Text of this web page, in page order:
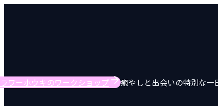
ワーホウキのワークショップ 癒やしと出会いの特別な一